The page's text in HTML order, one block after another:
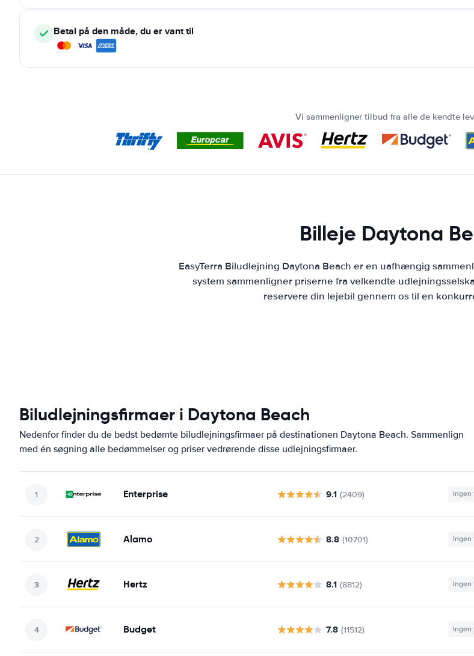
Betal på den måde, du er vant til
Vi sammenligner tilbud fra alle de kendte
Billeje Daytona
EasyTerra Biludlejning Daytona Beach er en uafhængig
system sammenligner priserne fra velkendte
reservere din lejebil gennem os til en
Biludlejningsfirmaer i Daytona Beach
Nedenfor finder du de bedst bedømte biludlejningsfirmaer på destinationen Daytona Beach. Sammenlign
med én søgning alle bedømmelser og priser vedrørende disse udlejningsfirmaer.
Enterprise 9.1 (2409)
Alamo 8.8 (10701)
Hertz 8.1 (8812)
Budget 7.8 (11512)